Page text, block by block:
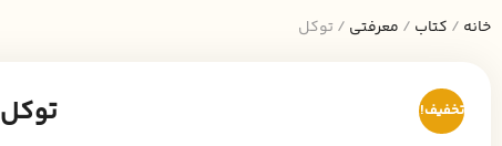
خانه / کتاب / معرفتی / توکل
تخفیف! توکل